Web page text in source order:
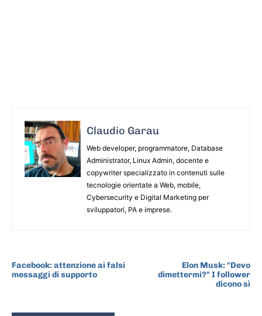
Claudio Garau
Web developer, programmatore, Database
Administrator, Linux Admin, docente e
copywriter specializzato in contenuti sulle
tecnologie orientate a Web, mobile,
Cybersecurity e Digital Marketing per
sviluppatori, PA e imprese.
Facebook: attenzione ai falsi
messaggi di supporto
Elon Musk: "Devo
dimettermi?" I follower
dicono sì